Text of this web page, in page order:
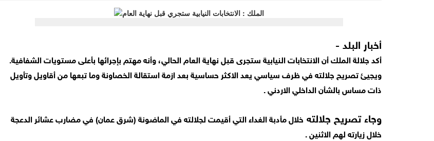
أخبار البلد -
أكد جلالة الملك أن الانتخابات النيابية ستجرى قبل نهاية العام الحالي، وأنه مهتم بإجرائها بأعلى مستويات الشفافية.
ويجيئ تصريح جلالته في ظرف سياسي يعد الاكثر حساسية بعد ازمة استقالة الخصاونة وما تبعها من أقاويل وتأويل
ذات مساس بالشأن الداخلي الاردني .
وجاء تصريح جلالته خلال مأدبة الغداء التي أقيمت لجلالته في الماضونة (شرق عمان) في مضارب عشائر الدعجة
خلال زيارته لهم الاثنين .